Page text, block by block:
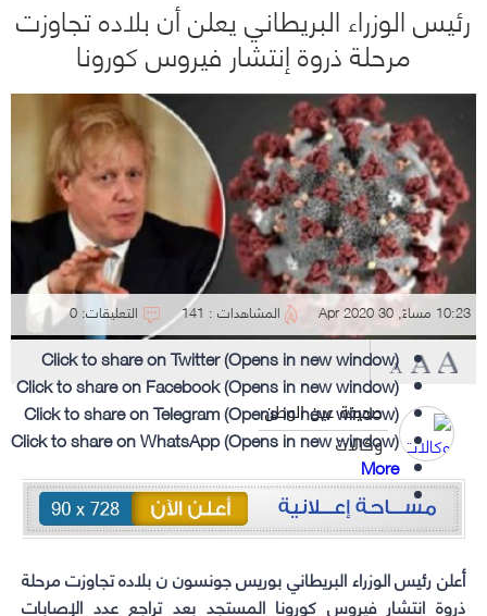
رئيس الوزراء البريطاني يعلن أن بلاده تجاوزت
مرحلة ذروة إنتشار فيروس كورونا
10:23 مساءً, 30 Apr 2020 المشاهدات : 141 التعليقات: 0
صحيفة عين الوطن
وكالات
أعلنرئيس الوزراء البريطاني بوريس جونسونن بلاده تجاوزت مرحلة
ذروة انتشار فيروس كورونا المستجد بعد تراجع عدد الإصابات
Click to share on Twitter (Opens in new window)
Click to share on Facebook (Opens in new window)
Click to share on Telegram (Opens in new window)
Click to share on WhatsApp (Opens in new window)
More